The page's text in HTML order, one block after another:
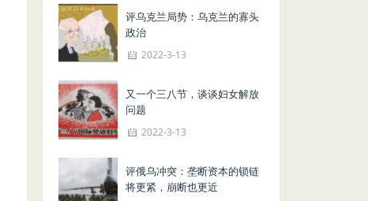
评乌克兰局势：乌克兰的寡头
政治
2022-3-13
又一个三八节，谈谈妇女解放
问题
2022-3-13
评俄乌冲突：垄断资本的锁链
将更紧，崩断也更近